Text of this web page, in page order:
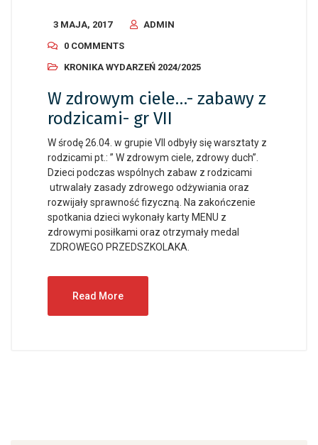
3 MAJA, 2017
ADMIN
0 COMMENTS
KRONIKA WYDARZEŃ 2024/2025
W zdrowym ciele…- zabawy z
rodzicami- gr VII
W środę 26.04. w grupie VII odbyły się warsztaty z
rodzicami pt.: ” W zdrowym ciele, zdrowy duch”.
Dzieci podczas wspólnych zabaw z rodzicami
utrwalały zasady zdrowego odżywiania oraz
rozwijały sprawność fizyczną. Na zakończenie
spotkania dzieci wykonały karty MENU z
zdrowymi posiłkami oraz otrzymały medal
ZDROWEGO PRZEDSZKOLAKA.
Read More